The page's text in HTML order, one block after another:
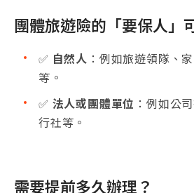
團體旅遊險的「要保人」
✅ 自然人 ：例如旅遊領隊、
等。
✅ 法人或團體單位 ：例如公
行社等。
需要提前多久辦理？